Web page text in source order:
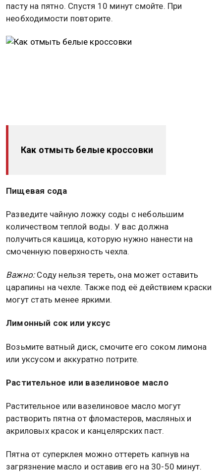
пасту на пятно. Спустя 10 минут смойте. При
необходимости повторите.
Как отмыть белые кроссовки
Пищевая сода
Разведите чайную ложку соды с небольшим
количеством теплой воды. У вас должна
получиться кашица, которую нужно нанести на
смоченную поверхность чехла.
Важно: Соду нельзя тереть, она может оставить
царапины на чехле. Также под её действием краски
могут стать менее яркими.
Лимонный сок или уксус
Возьмите ватный диск, смочите его соком лимона
или уксусом и аккуратно потрите.
Растительное или вазелиновое масло
Растительное или вазелиновое масло могут
растворить пятна от фломастеров, масляных и
акриловых красок и канцелярских паст.
Пятна от суперклея можно оттереть капнув на
загрязнение масло и оставив его на 30-50 минут.